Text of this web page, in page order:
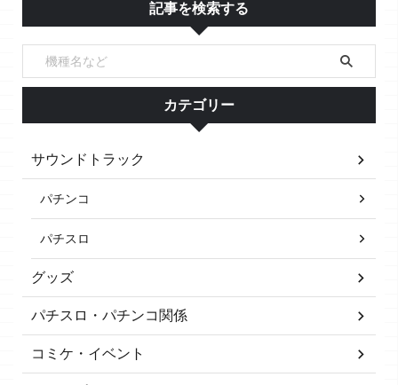
記事を検索する
カテゴリー
サウンドトラック
パチンコ
パチスロ
グッズ
パチスロ・パチンコ関係
コミケ・イベント